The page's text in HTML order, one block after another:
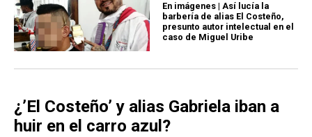
En imágenes | Así lucía la
barbería de alias El Costeño,
presunto autor intelectual en el
caso de Miguel Uribe
¿’El Costeño’ y alias Gabriela iban a
huir en el carro azul?